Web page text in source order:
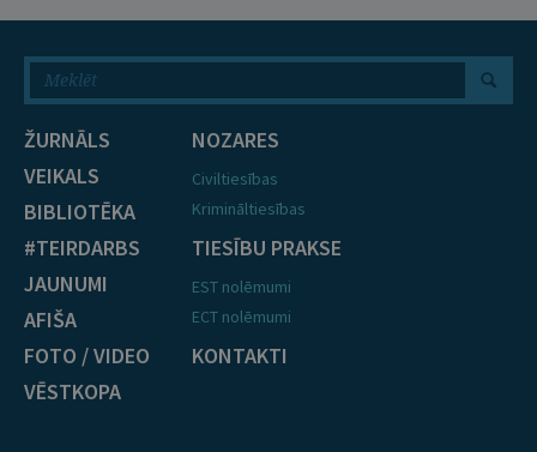
ŽURNĀLS
VEIKALS
BIBLIOTĒKA
#TEIRDARBS
JAUNUMI
AFIŠA
FOTO / VIDEO
VĒSTKOPA
NOZARES
Civiltiesības
Krimināltiesības
TIESĪBU PRAKSE
EST nolēmumi
ECT nolēmumi
KONTAKTI